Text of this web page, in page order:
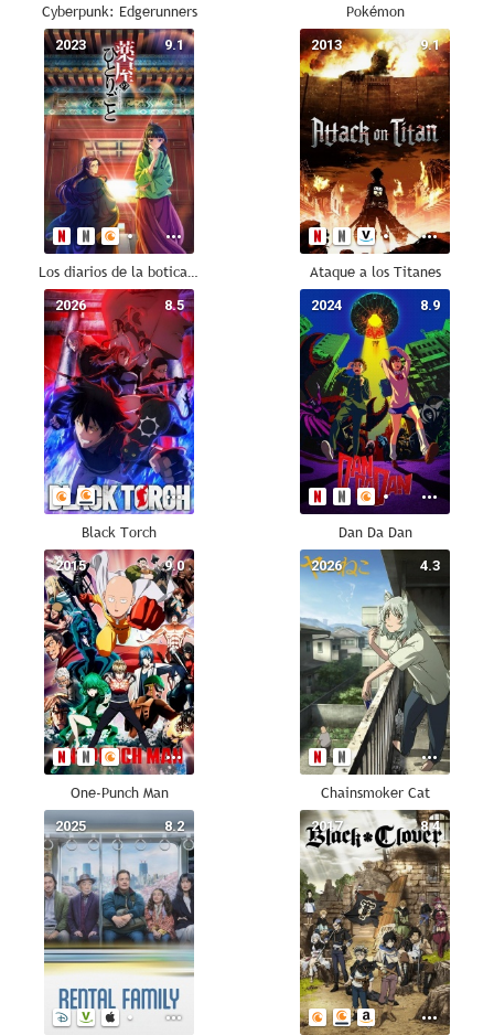
Cyberpunk: Edgerunners Pokémon
9.1
2023
Los diarios de la boticaria
9.1
2013
Ataque a los Titanes
8.5
2026
Black Torch
8.9
2024
Dan Da Dan
9.0
2015
One-Punch Man
4.3
2026
Chainsmoker Cat
8.2
2025 8.4
2017